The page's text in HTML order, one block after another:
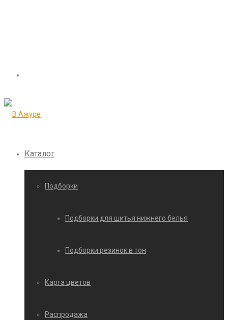
Каталог
Подборки
Подборки для шитья нижнего белья
Подборки резинок в тон
Карта цветов
Распродажа